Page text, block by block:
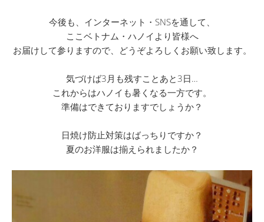
今後も、インターネット・SNSを通して、
ここベトナム・ハノイより皆様へ
お届けして参りますので、どうぞよろしくお願い致します。
気づけば3月も残すことあと3日…
これからはハノイも暑くなる一方です。
準備はできておりますでしょうか？
日焼け防止対策はばっちりですか？
夏のお洋服は揃えられましたか？